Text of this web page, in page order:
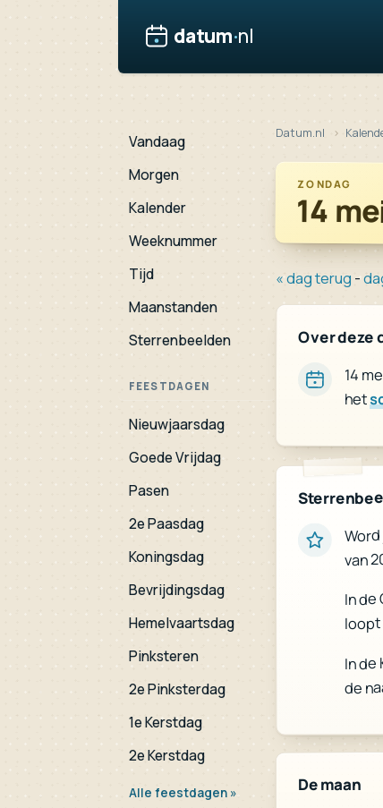
datum·nl
Vandaag
Morgen
Kalender
Weeknummer
Tijd
Maanstanden
Sterrenbeelden
FEESTDAGEN
Nieuwjaarsdag
Goede Vrijdag
Pasen
2e Paasdag
Koningsdag
Bevrijdingsdag
Hemelvaartsdag
Pinksteren
2e Pinksterdag
1e Kerstdag
2e Kerstdag
Alle feestdagen »
Datum.nl
ZONDAG
14
« dag terug -
Over deze
14
het
van
In de
loopt
In de
de
De maan